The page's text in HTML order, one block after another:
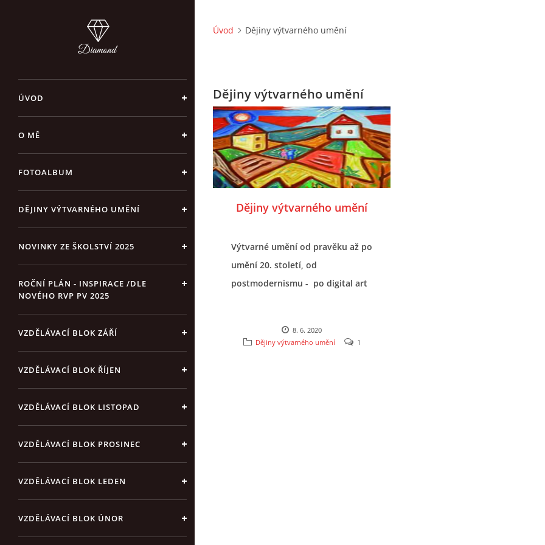
ÚVOD
O MĚ
FOTOALBUM
DĚJINY VÝTVARNÉHO UMĚNÍ
NOVINKY ZE ŠKOLSTVÍ 2025
ROČNÍ PLÁN - INSPIRACE /DLE
NOVÉHO RVP PV 2025
VZDĚLÁVACÍ BLOK ZÁŘÍ
VZDĚLÁVACÍ BLOK ŘÍJEN
VZDĚLÁVACÍ BLOK LISTOPAD
VZDĚLÁVACÍ BLOK PROSINEC
VZDĚLÁVACÍ BLOK LEDEN
VZDĚLÁVACÍ BLOK ÚNOR
Úvod Dějiny výtvarného umění
Dějiny výtvarného umění
Dějiny výtvarného umění
Výtvarné umění od pravěku až po
umění 20. století, od
postmodernismu - po digital art
8. 6. 2020
Dějiny výtvarného umění
1